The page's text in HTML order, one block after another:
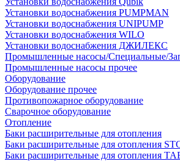
Установки водоснабжения PUMPMAN
Установки водоснабжения UNIPUMP
Установки водоснабжения WILO
Установки водоснабжения ДЖИЛЕКС
Промышленные насосы/Специальные/
Промышленные насосы прочее
Оборудование
Оборудование прочее
Противопожарное оборудование
Сварочное оборудование
Отопление
Баки расширительные для отопления
Баки расширительные для отопления
Баки расширительные для отопления